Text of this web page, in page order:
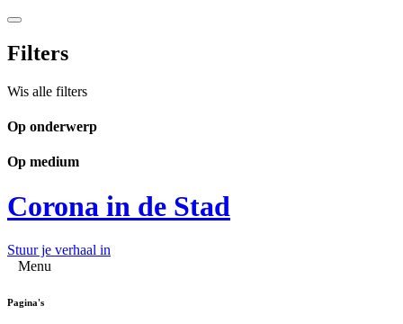
Filters
Wis alle filters
Op onderwerp
Op medium
Corona in de Stad
Stuur je verhaal in
Menu
Pagina's